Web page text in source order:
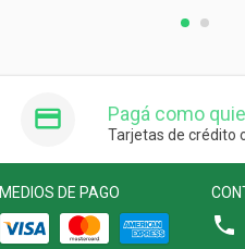
Pagá como
Tarjetas de crédito
MEDIOS DE PAGO